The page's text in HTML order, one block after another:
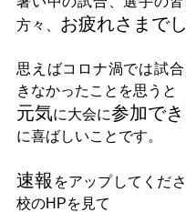
方々、
お疲れさまでし
思えばコロナ渦では試
きなかったことを思うと
元気に大会に参加で
に喜ばしいことです。
速報 をアップしてくだ
校のHPを見て